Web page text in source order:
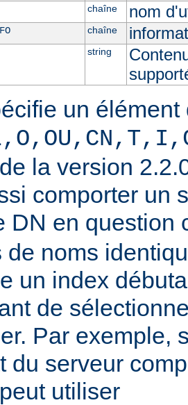
chaîne nom
chaîne
string
un
la version
comporter un
DN en question
de noms
un index
de
Par exemple,
du serveur
utiliser